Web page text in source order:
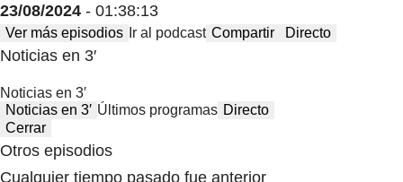
23/08/2024 - 01:38:13
Ver más episodios Ir al podcast Compartir Directo
Noticias en 3′
Noticias en 3′
Noticias en 3′ Últimos programas Directo
Cerrar
Otros episodios
Cualquier tiempo pasado fue anterior